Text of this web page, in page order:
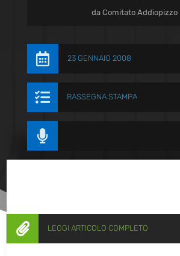
daComitato Addiopizzo
 23 GENNAIO 2008
 RASSEGNA STAMPA

 LEGGI ARTICOLO COMPLETO